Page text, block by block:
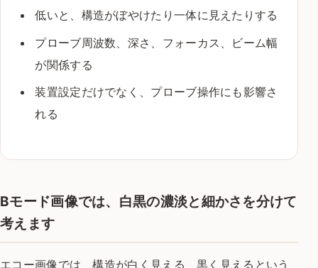
低いと、構造がぼやけたり一体に見えたりする
プローブ周波数、深さ、フォーカス、ビーム幅
が関係する
装置設定だけでなく、プローブ操作にも影響さ
れる
Bモード画像では、白黒の濃淡と細かさを分けて
考えます
エコー画像では、構造が白く見える、黒く見えるという